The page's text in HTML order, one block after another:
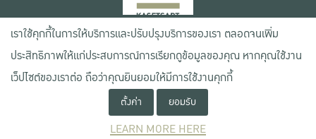
เลขที่ 50 ถนนงามวงศ์วาน แขวงลาดยาว เขตจตุจักร กรุงเทพฯ 10900
โทรศัพท์ +66 (0) 2942 8200-45
เงื่อนไขการใช้งานเว็บไซต์
ข้อตกลงด้านสิทธิ์ใช้งาน
นโยบายความเป็นส่วนตัว
เราใช้คุกกี้ในการให้บริการและปรับปรุงบริการของเรา ตลอดจนเพิ่ม
ประสิทธิภาพให้แก่ประสบการณ์การเรียกดูข้อมูลของคุณ หากคุณใช้งาน
เว็ปไซต์ของเราต่อ ถือว่าคุณยินยอมให้มีการใช้งานคุกกี้
ตั้งค่า ยอมรับ
LEARN MORE HERE